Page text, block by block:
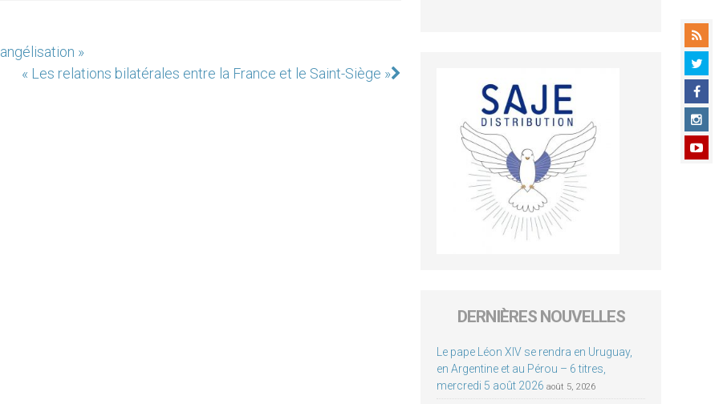
»
« Les relations bilatérales entre la France et le Saint-Siège »
DERNIÈRES NOUVELLES
Le pape Léon XIV se rendra en Uruguay,
en Argentine et au Pérou – 6 titres,
mercredi 5 août 2026 août 5, 2026